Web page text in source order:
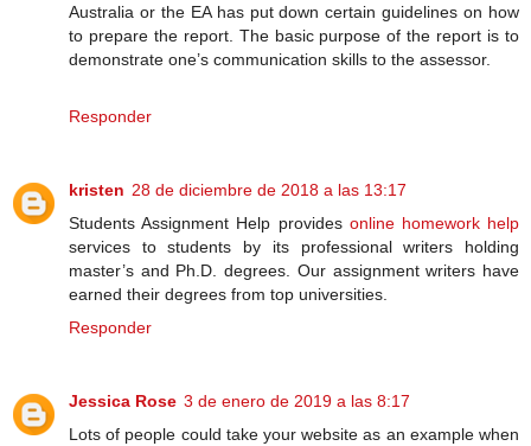
Australia or the EA has put down certain guidelines on how
to prepare the report. The basic purpose of the report is to
demonstrate one’s communication skills to the assessor.
Responder
kristen 28 de diciembre de 2018 a las 13:17
Students Assignment Help provides online homework help
services to students by its professional writers holding
master’s and Ph.D. degrees. Our assignment writers have
earned their degrees from top universities.
Responder
Jessica Rose 3 de enero de 2019 a las 8:17
Lots of people could take your website as an example when